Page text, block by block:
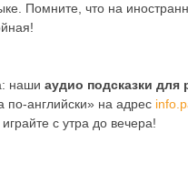
Помните, что на
наши аудио подсказки для
английски» на адрес info
с утра до вечера!